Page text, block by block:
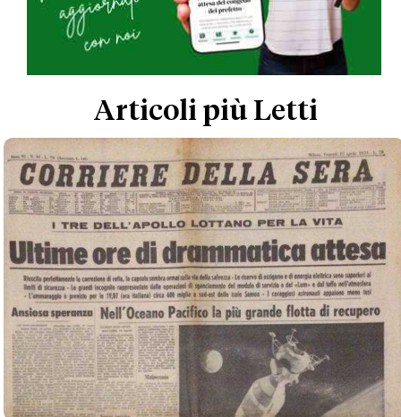
Articoli più Letti